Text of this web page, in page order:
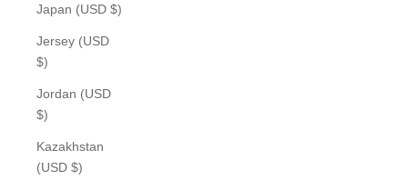
Japan (USD $)
Jersey (USD
$)
Jordan (USD
$)
Kazakhstan
(USD $)